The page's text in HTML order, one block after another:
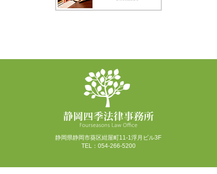
静岡県静岡市葵区紺屋町11-1浮月ビル3F
TEL：054-266-5200